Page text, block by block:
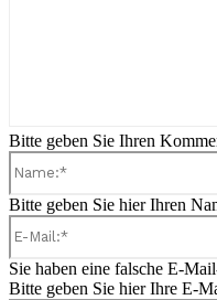
Bitte geben Sie Ihren
Bitte geben Sie hier Ihren
Sie haben eine falsche E-
Bitte geben Sie hier Ihre E-